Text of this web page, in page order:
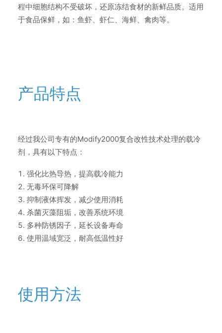
程中细胞结构不受破坏，还原冻结食材的新鲜品质。适用
于食品保鲜，如：鱼虾、虾仁、海鲜、禽肉等。
产品特点
经过我公司专有的Modify2000复合改性技术处理的载冷
剂，具有以下特点：
强化比热导热，提高载冷能力
无毒环保可降解
抑制液体挥发，减少使用消耗
杀菌灭藻阻垢，改善系统环境
多种防锈因子，延长设备寿命
使用温域宽泛，耐高低温性好
使用方法